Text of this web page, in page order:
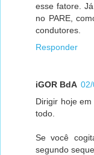
esse fatore.
no PARE,
condutores.
Responder
iGOR BdA
Dirigir hoje
todo.
Se você
segundo